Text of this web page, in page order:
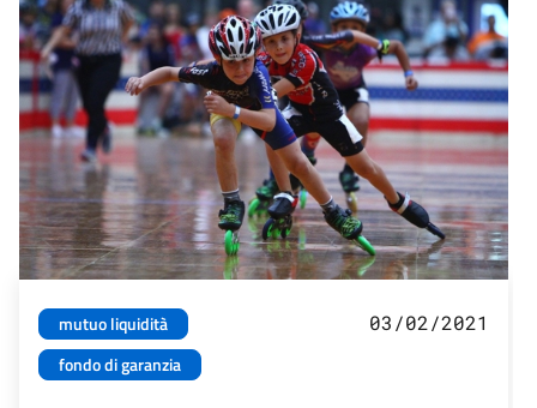
mutuo liquidità
fondo di garanzia
03/02/2021